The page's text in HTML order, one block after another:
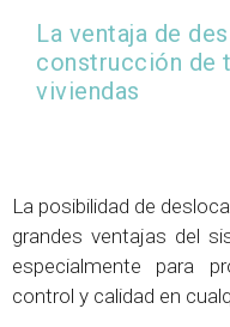
La ventaja de
construcción de
viviendas
La posibilidad de
grandes ventajas del
especialmente para
control y calidad en